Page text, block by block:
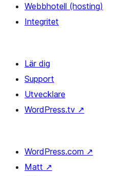
Webbhotell (hosting)
Integritet
Lär dig
Support
Utvecklare
WordPress.tv ↗
WordPress.com ↗
Matt ↗